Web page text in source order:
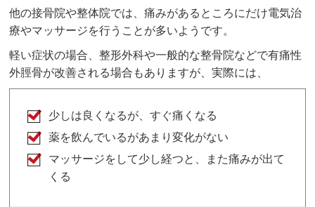
他の接骨院や整体院では、痛みがあるところにだけ電気治
療やマッサージを行うことが多いようです。
軽い症状の場合、整形外科や一般的な整骨院などで有痛性
外脛骨が改善される場合もありますが、実際には、
少しは良くなるが、すぐ痛くなる
薬を飲んでいるがあまり変化がない
マッサージをして少し経つと、また痛みが出て
くる